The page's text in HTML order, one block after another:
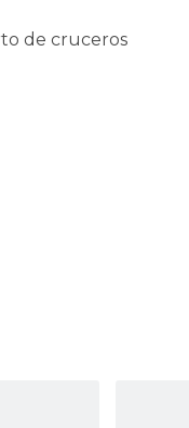
de cruceros